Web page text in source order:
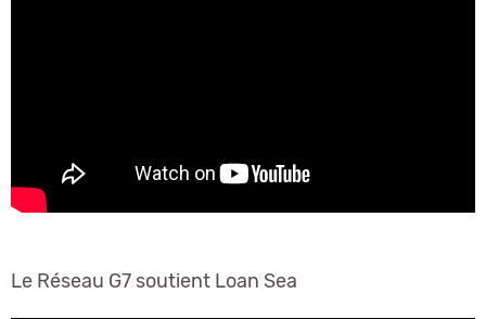
Le Réseau G7 soutient Loan Sea